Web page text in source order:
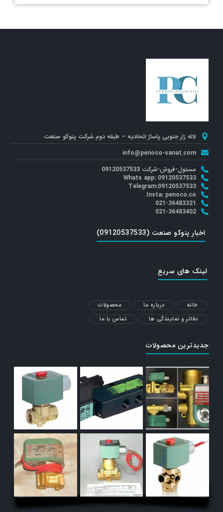
لاله زار جنوبی پاساژ اتحادیه – طبقه دوم شرکت پنوکو صنعت
info@penoco-sanat.com
مسئول-فروش-شرکت 09120537533
Whats app: 09120537533
Telegram:09120537533
Insta: penoco.co
021-36483321
021-36483402
اخبار پنوکو صنعت (09120537533)
لینک های سریع
خانه درباره ما
محصولات
دفاتر و نمایندگی ها
تماس با ما
جدیدترین محصولات